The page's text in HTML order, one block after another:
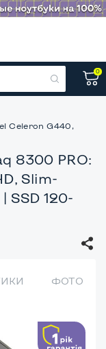
0
Celeron G440,
8300 PRO:
Slim-
SSD 120-
ФОТО